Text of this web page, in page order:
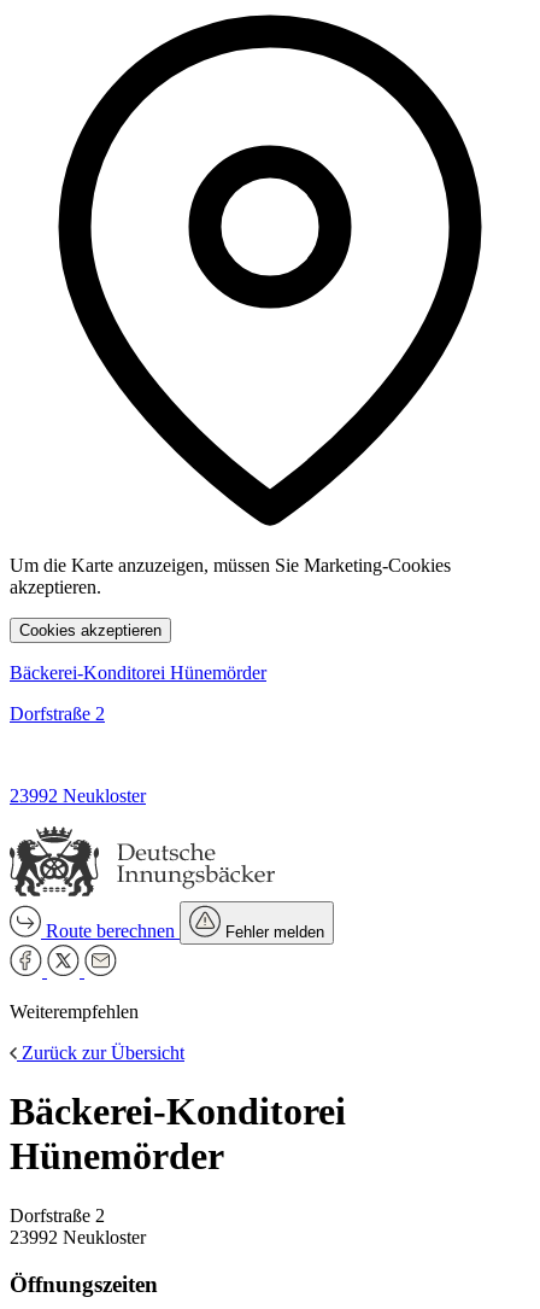
Um die Karte anzuzeigen, müssen Sie Marketing-Cookies
akzeptieren.
Cookies akzeptieren
Bäckerei-Konditorei Hünemörder
Dorfstraße 2
23992 Neukloster
Route berechnen Fehler melden
Weiterempfehlen
Zurück zur Übersicht
Bäckerei-Konditorei
Hünemörder
Dorfstraße 2
23992 Neukloster
Öffnungszeiten